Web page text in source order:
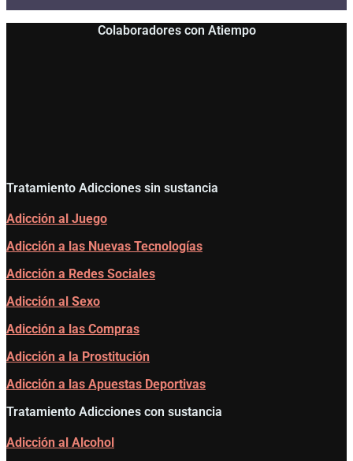
Colaboradores con Atiempo
Tratamiento Adicciones sin sustancia
Adicción al Juego
Adicción a las Nuevas Tecnologías
Adicción a Redes Sociales
Adicción al Sexo
Adicción a las Compras
Adicción a la Prostitución
Adicción a las Apuestas Deportivas
Tratamiento Adicciones con sustancia
Adicción al Alcohol